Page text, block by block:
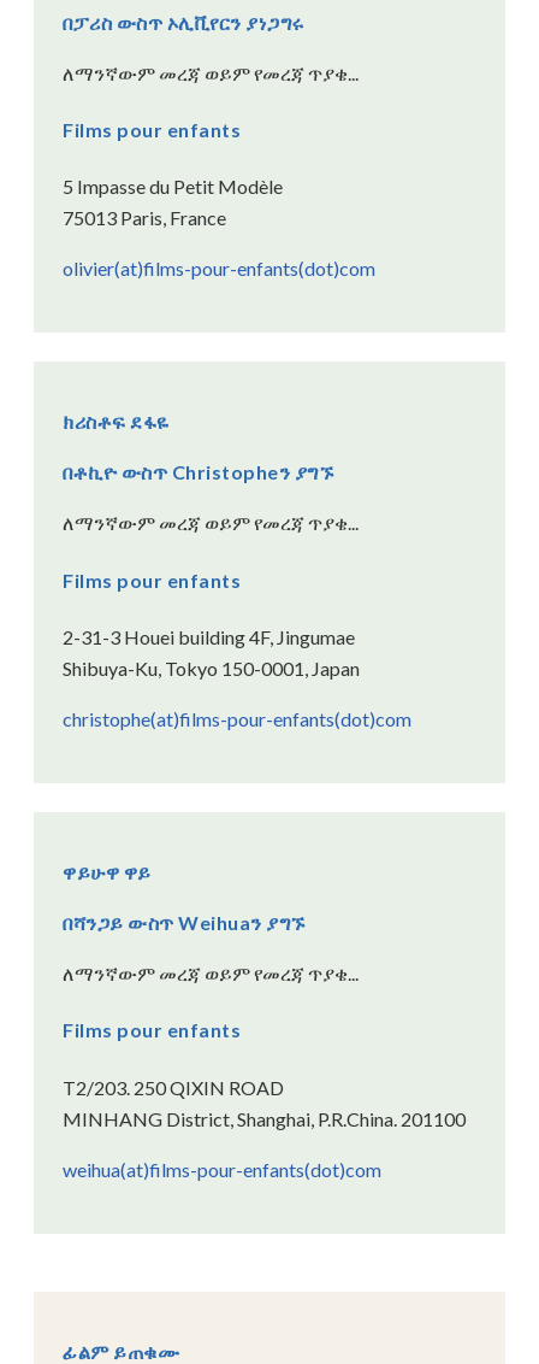
በፓሪስ ውስጥ ኦሊቪየርን ያነጋግሩ
ለማንኛውም መረጃ ወይም የመረጃ ጥያቄ...
Films pour enfants
5 Impasse du Petit Modèle
75013 Paris, France
olivier(at)films-pour-enfants(dot)com
ክሪስቶፍ ደፋዬ
በቶኪዮ ውስጥ Christopheን ያግኙ
ለማንኛውም መረጃ ወይም የመረጃ ጥያቄ...
Films pour enfants
2-31-3 Houei building 4F, Jingumae
Shibuya-Ku, Tokyo 150-0001, Japan
christophe(at)films-pour-enfants(dot)com
ዋይሁዋ ዋይ
በሻንጋይ ውስጥ Weihuaን ያግኙ
ለማንኛውም መረጃ ወይም የመረጃ ጥያቄ...
Films pour enfants
T2/203. 250 QIXIN ROAD
MINHANG District, Shanghai, P.R.China. 201100
weihua(at)films-pour-enfants(dot)com
ፊልም ይጠቁሙ